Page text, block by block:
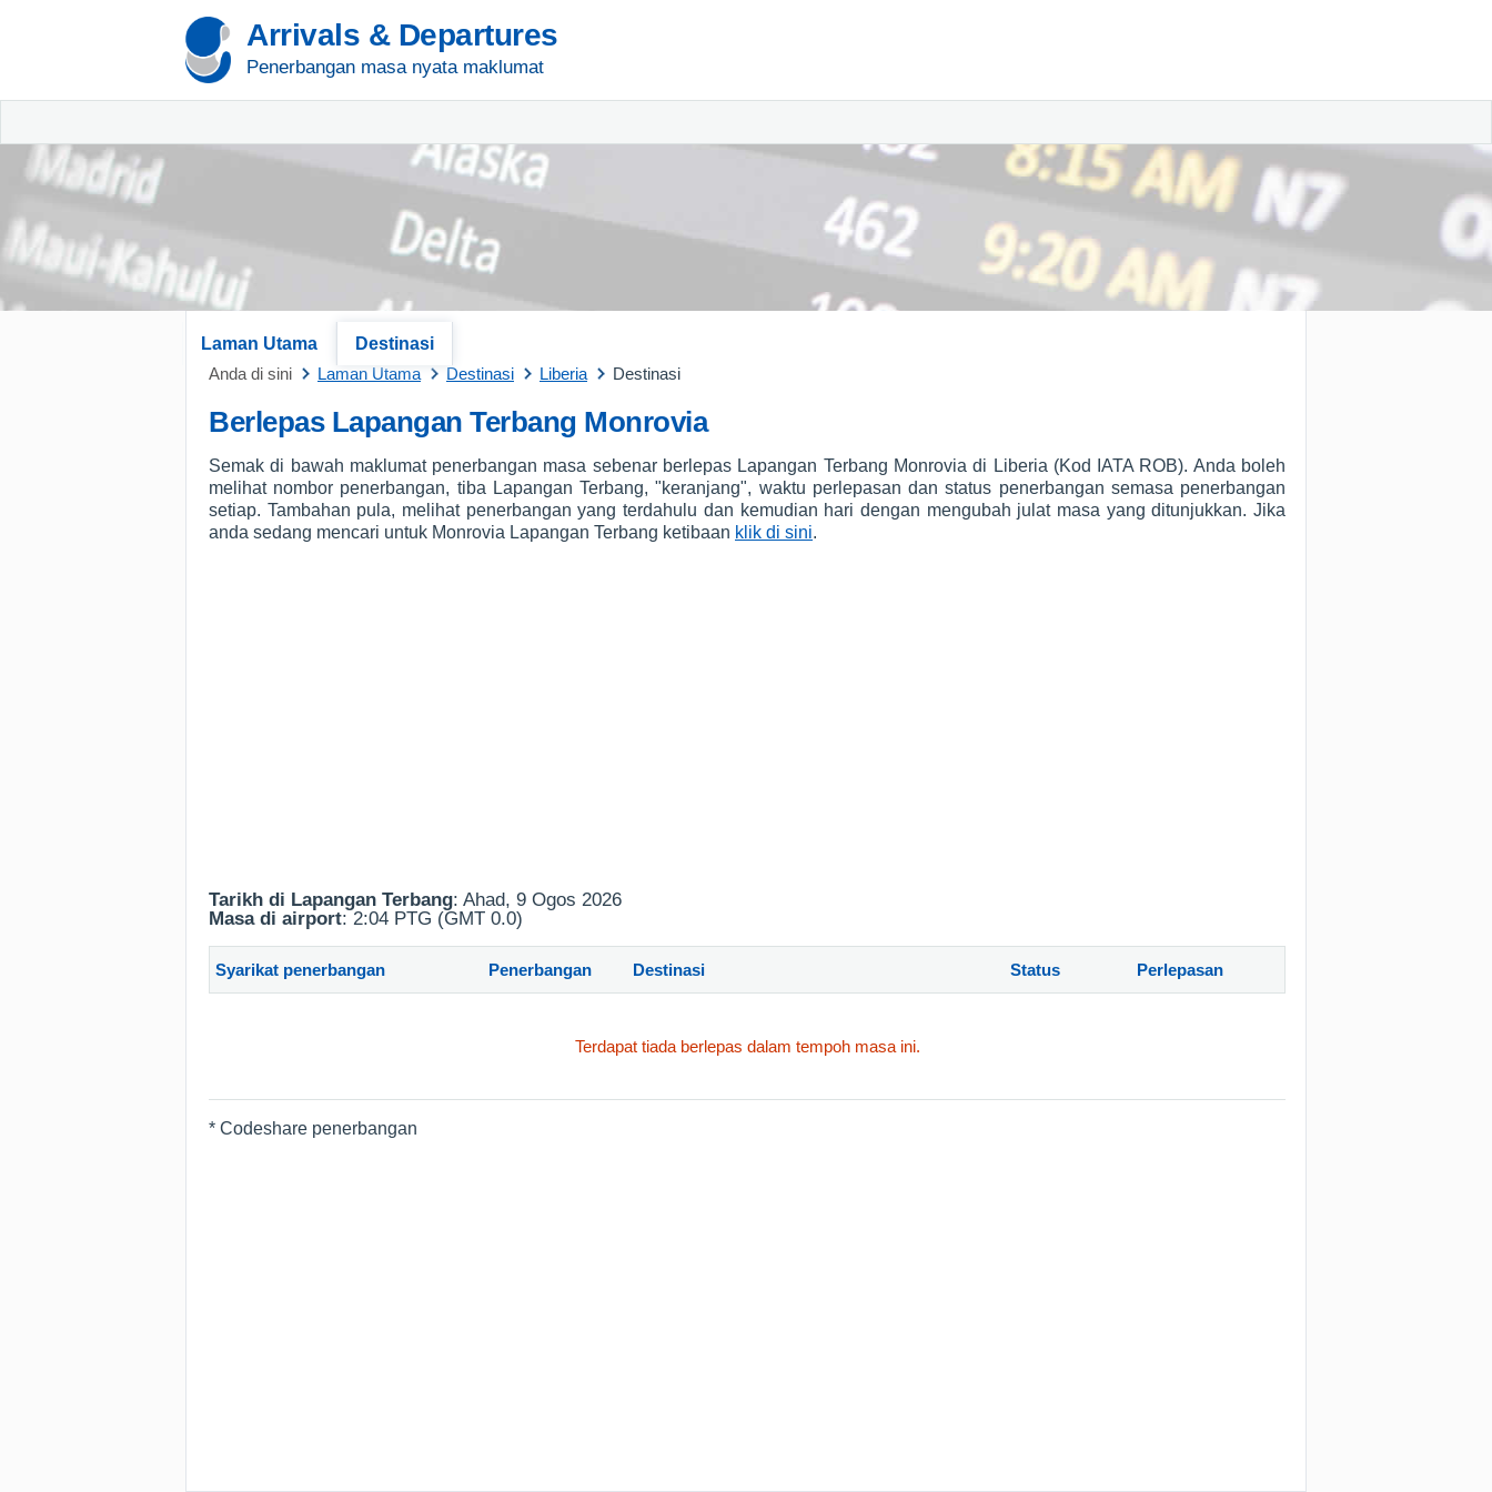
Arrivals & Departures
Penerbangan masa nyata maklumat
Laman Utama
Destinasi
Anda di sini
Laman Utama Destinasi Liberia Destinasi
Berlepas Lapangan Terbang Monrovia
Semak di bawah maklumat penerbangan masa sebenar berlepas Lapangan Terbang Monrovia di Liberia (Kod IATA ROB). Anda boleh
melihat nombor penerbangan, tiba Lapangan Terbang, "keranjang", waktu perlepasan dan status penerbangan semasa penerbangan
setiap. Tambahan pula, melihat penerbangan yang terdahulu dan kemudian hari dengan mengubah julat masa yang ditunjukkan. Jika
anda sedang mencari untuk Monrovia Lapangan Terbang ketibaan klik di sini.
Tarikh di Lapangan Terbang: Ahad, 9 Ogos 2026
Masa di airport: 2:04 PTG (GMT 0.0)
Syarikat penerbangan Penerbangan Destinasi Status Perlepasan
Terdapat tiada berlepas dalam tempoh masa ini.
* Codeshare penerbangan